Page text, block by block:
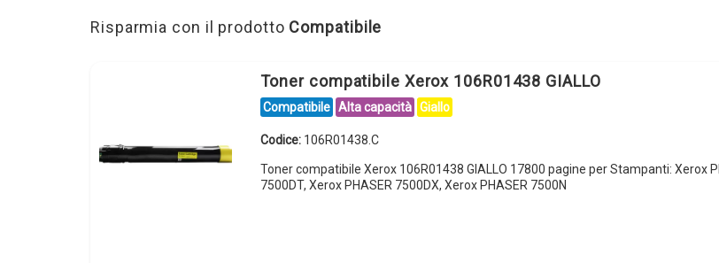
Risparmia con il prodotto Compatibile
Toner compatibile Xerox 106R01438 GIALLO
Compatibile Alta capacità Giallo
Codice: 106R01438.C
Toner compatibile Xerox 106R01438 GIALLO 17800 pagine per Stampanti: Xerox
7500DT, Xerox PHASER 7500DX, Xerox PHASER 7500N